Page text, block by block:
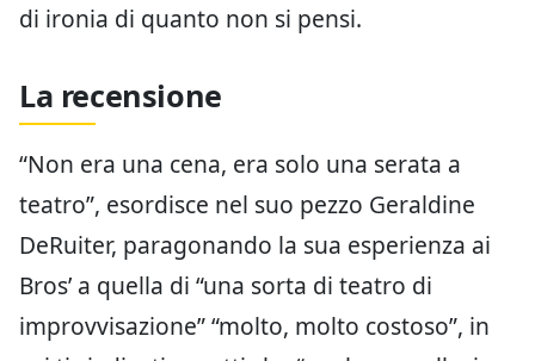
di ironia di quanto non si pensi.
La recensione
“Non era una cena, era solo una serata a
teatro”, esordisce nel suo pezzo Geraldine
DeRuiter, paragonando la sua esperienza ai
Bros’ a quella di “una sorta di teatro di
improvvisazione” “molto, molto costoso”, in